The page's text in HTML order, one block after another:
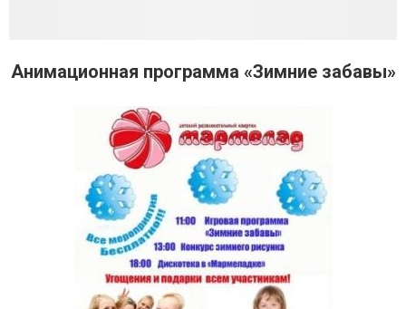
Анимационная программа «Зимние забавы»